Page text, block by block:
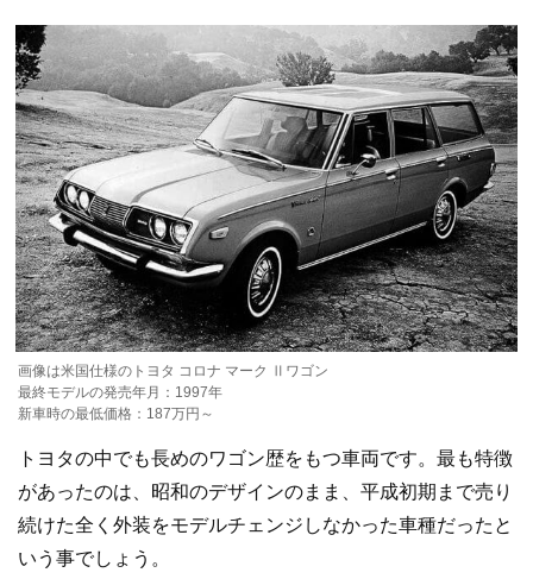
画像は米国仕様のトヨタ コロナ マーク Ⅱワゴン
最終モデルの発売年月：1997年
新車時の最低価格：187万円～
トヨタの中でも長めのワゴン歴をもつ車両です。最も特徴
があったのは、昭和のデザインのまま、平成初期まで売り
続けた全く外装をモデルチェンジしなかった車種だったと
いう事でしょう。